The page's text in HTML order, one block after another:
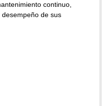
continuo,
de sus